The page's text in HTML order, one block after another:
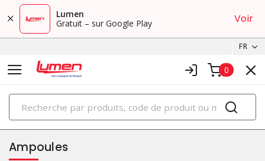
Lumen
Gratuit – sur Google Play
Voir
FR
0
PRODUITS
éclairage
Ampoules